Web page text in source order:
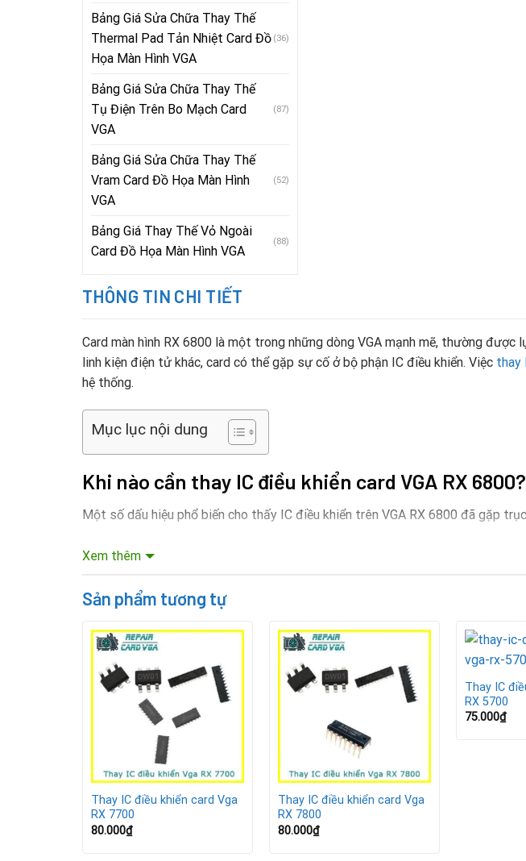
Bảng Giá Sửa Chữa Thay Thế
Thermal Pad Tản Nhiệt Card Đồ
Họa Màn Hình VGA
(36)
Bảng Giá Sửa Chữa Thay Thế
Tụ Điện Trên Bo Mạch Card
VGA
(87)
Bảng Giá Sửa Chữa Thay Thế
Vram Card Đồ Họa Màn Hình
VGA
(52)
Bảng Giá Thay Thế Vỏ Ngoài
Card Đồ Họa Màn Hình VGA
(88)
THÔNG TIN CHI TIẾT
Card màn hình RX 6800 là một trong những dòng VGA mạnh mẽ, thường được
linh kiện điện tử khác, card có thể gặp sự cố ở bộ phận IC điều khiển. Việc thay
hệ thống.
Mục lục nội dung
Khi nào cần thay IC điều khiển card VGA RX 6800?
Một số dấu hiệu phổ biến cho thấy IC điều khiển trên VGA RX 6800 đã gặp
Card VGA không nhận tín hiệu hoặc không hiển thị hình ảnh.
Máy tính thường xuyên bị treo, sập nguồn khi chạy game hoặc phần mềm
VGA bị chập, nóng bất thường dù đã vệ sinh và tra keo tản nhiệt.
Khi xuất hiện những tình trạng trên, khả năng cao IC điều khiển đã hỏng và cần
Lợi ích khi thay IC điều khiển VGA RX 6800
Khôi phục hiệu suất: Card hoạt động ổn định, đảm bảo hiệu năng như ban
Tiết kiệm chi phí: Thay IC rẻ hơn nhiều so với việc mua card VGA mới.
Xem thêm
Sản phẩm tương tự
Thay IC điều khiển card Vga
RX 7700
80.000₫
Thay IC điều khiển card Vga
RX 7800
80.000₫
Thay IC
RX 5700
75.000₫